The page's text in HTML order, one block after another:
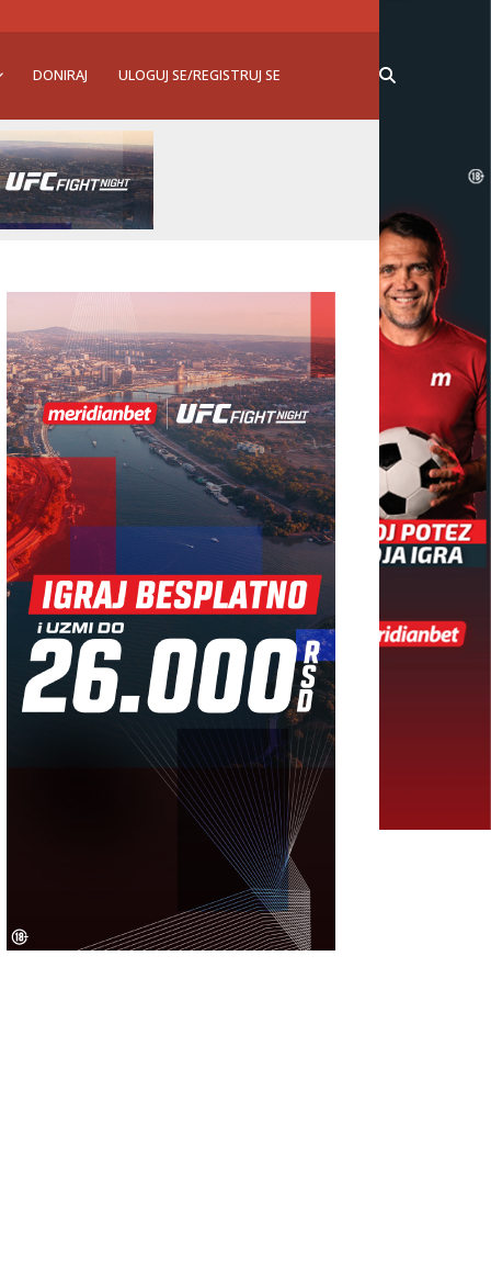
DONIRAJ ULOGUJ SE/REGISTRUJ SE